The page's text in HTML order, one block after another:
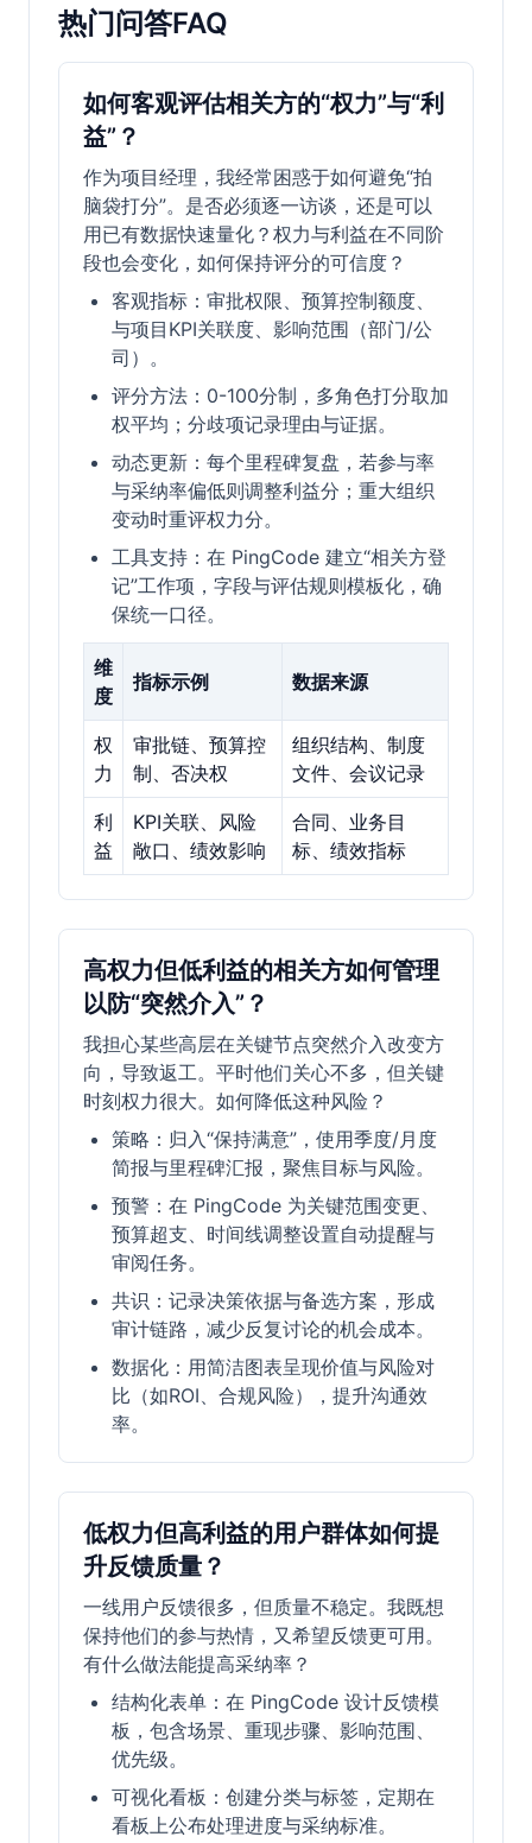
热门问答FAQ
如何客观评估相关方的“权力”与“利
益”？
作为项目经理，我经常困惑于如何避免“拍
脑袋打分”。是否必须逐一访谈，还是可以
用已有数据快速量化？权力与利益在不同阶
段也会变化，如何保持评分的可信度？
客观指标：审批权限、预算控制额度、
与项目KPI关联度、影响范围（部门/公
司）。
评分方法：0-100分制，多角色打分取加
权平均；分歧项记录理由与证据。
动态更新：每个里程碑复盘，若参与率
与采纳率偏低则调整利益分；重大组织
变动时重评权力分。
工具支持：在 PingCode 建立“相关方登
记”工作项，字段与评估规则模板化，确
保统一口径。
维
度
指标示例 数据来源
权
力
审批链、预算控
制、否决权
组织结构、制度
文件、会议记录
利
益
KPI关联、风险
敞口、绩效影响
合同、业务目
标、绩效指标
高权力但低利益的相关方如何管理
以防“突然介入”？
我担心某些高层在关键节点突然介入改变方
向，导致返工。平时他们关心不多，但关键
时刻权力很大。如何降低这种风险？
策略：归入“保持满意”，使用季度/月度
简报与里程碑汇报，聚焦目标与风险。
预警：在 PingCode 为关键范围变更、
预算超支、时间线调整设置自动提醒与
审阅任务。
共识：记录决策依据与备选方案，形成
审计链路，减少反复讨论的机会成本。
数据化：用简洁图表呈现价值与风险对
比（如ROI、合规风险），提升沟通效
率。
低权力但高利益的用户群体如何提
升反馈质量？
一线用户反馈很多，但质量不稳定。我既想
保持他们的参与热情，又希望反馈更可用。
有什么做法能提高采纳率？
结构化表单：在 PingCode 设计反馈模
板，包含场景、重现步骤、影响范围、
优先级。
可视化看板：创建分类与标签，定期在
看板上公布处理进度与采纳标准。